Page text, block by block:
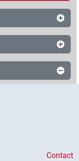
Contact